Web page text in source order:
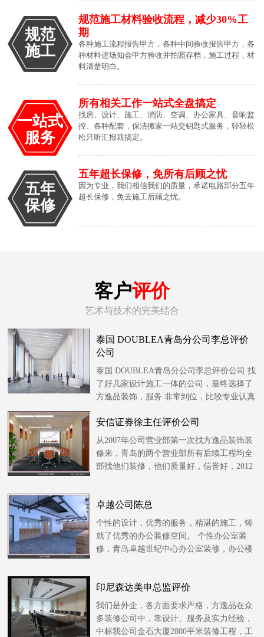
规范
施工
规范施工材料验收流程，减少30%工
期
各种施工流程报告甲方，各种中间验收报告甲方，各
种材料进场知会甲方验收并拍照存档，施工过程，材
料清楚明白。
一站式
服务
所有相关工作一站式全盘搞定
找房、设计、施工、消防、空调、办公家具、音响监
控、各种配套，保洁搬家一站交钥匙式服务，轻轻松
松只听汇报就搞定。
五年
保修
五年超长保修，免所有后顾之忧
因为专业，我们相信我们的质量，承诺电路部分五年
超长保修，免去施工后顾之忧。
客户评价
艺术与技术的完美结合
泰国 DOUBLEA青岛分公司李总评价
公司
泰国 DOUBLEA青岛分公司李总评价公司 找
了好几家设计施工一体的公司，最终选择了
方逸品装饰，服务 非常到位，比较专业认真
安信证券徐主任评价公司
从2007年公司营业部第一次找方逸品装饰装
修来，青岛的两个营业部所有后续工程均全
部找他们装修，他们质量好，信誉好，2012
卓越公司陈总
个性的设计，优秀的服务，精湛的施工，铸
就了优秀的办公装修空间。 个性办公室装
修，青岛卓越世纪中心办公室装修，办公楼
印尼森达美申总监评价
我们是外企，各方面要求严格，方逸品在众
多装修公司中，靠设计、服务及实力经验，
中标我公司金石大厦2800平米装修工程，工